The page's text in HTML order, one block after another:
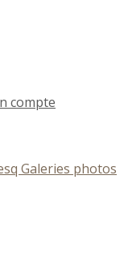
compte
Galeries photos